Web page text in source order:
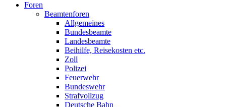
Foren
Beamtenforen
Allgemeines
Bundesbeamte
Landesbeamte
Beihilfe, Reisekosten etc.
Zoll
Polizei
Feuerwehr
Bundeswehr
Strafvollzug
Deutsche Bahn